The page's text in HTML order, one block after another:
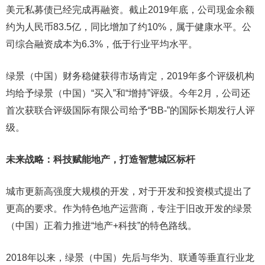
美元私募债已经完成再融资。截止2019年底，公司现金余额
约为人民币83.5亿，同比增加了约10%，属于健康水平。公
司综合融资成本为6.3%，低于行业平均水平。
绿景（中国）财务稳健获得市场肯定，2019年多个评级机构
均给予绿景（中国）“买入”和“增持”评级。今年2月，公司还
首次获联合评级国际有限公司给予“BB-”的国际长期发行人评
级。
未来战略：科技赋能地产，打造智慧城区标杆
城市更新高强度大规模的开发，对于开发和投资模式提出了
更高的要求。作为特色地产运营商，专注于旧改开发的绿景
（中国）正着力推进“地产+科技”的特色路线。
2018年以来，绿景（中国）先后与华为、联通等垂直行业龙